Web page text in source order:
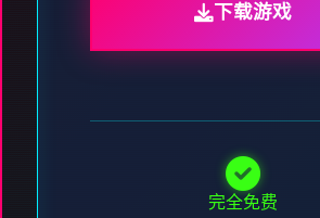
下载游戏
完全免费